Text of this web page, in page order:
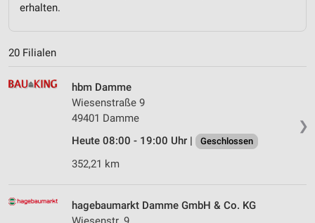
erhalten.
20 Filialen
❯
hbm Damme
Wiesenstraße 9
49401 Damme
Heute 08:00 - 19:00 Uhr |
Geschlossen
352,21 km
hagebaumarkt Damme GmbH & Co. KG